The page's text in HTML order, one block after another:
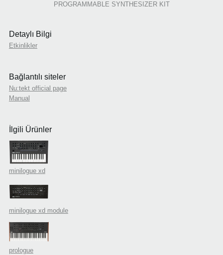
PROGRAMMABLE SYNTHESIZER KIT
Detaylı Bilgi
Etkinlikler
Bağlantılı siteler
Nu:tekt official page
Manual
İlgili Ürünler
minilogue xd
minilogue xd module
prologue